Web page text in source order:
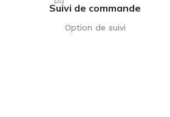
Suivi de commande
Option de suivi